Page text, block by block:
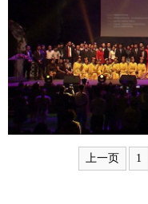
摄影
新华电视中文
上一页 1